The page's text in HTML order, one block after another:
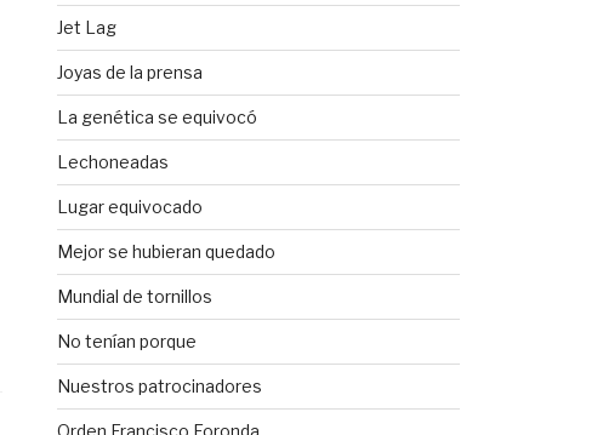
Jet Lag
Joyas de la prensa
La genética se equivocó
Lechoneadas
Lugar equivocado
Mejor se hubieran quedado
Mundial de tornillos
No tenían porque
Nuestros patrocinadores